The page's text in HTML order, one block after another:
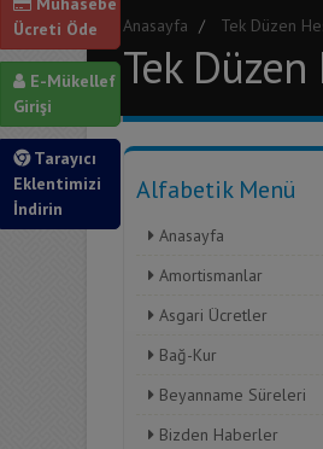
Anasayfa Tek Düzen
Tek Düzen
Alfabetik Menü
Anasayfa
Amortismanlar
Asgari Ücretler
Bağ-Kur
Beyanname Süreleri
Bizden Haberler
Ücreti Öde
E-Mükellef
Girişi
Tarayıcı
Eklentimizi
İndirin